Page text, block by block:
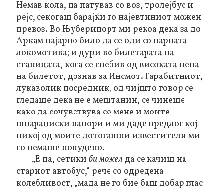
Немав кола, па патував со воз, тролејбус и
рејс, секогаш барајќи го најевтиниот можен
превоз. Во Њуберипорт ми рекоа дека за до
Аркам најарно било да се оди со парната
локомотива; и дури во билетарата на
станицата, кога се снебив од високата цена
на билетот, дознав за Инсмот. Гарабитниот,
лукаволик посредник, од чијшто говор се
гледаше дека не е мештанин, се чинеше
како да сочувствува со мене и моите
шпараџиски напори и ми даде предлог кој
никој од моите дотогашни известители ми
го немаше понудено.
„Е па, сетикиби можел да се качиш на
стариот автобус,“ рече со одредена
колебливост, „мада не го бие баш добар глас